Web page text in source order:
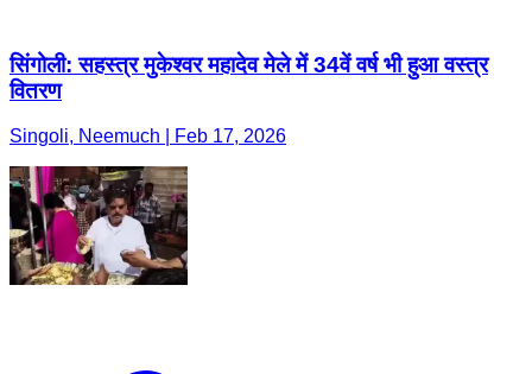
सिंगोली: सहस्त्र मुकेश्वर महादेव मेले में 34वें वर्ष भी हुआ वस्त्र
वितरण
Singoli, Neemuch | Feb 17, 2026